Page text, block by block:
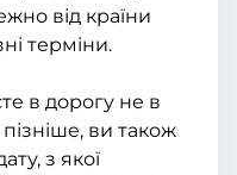
від країни
терміни.
в дорогу не в
пізніше, ви також
з якої